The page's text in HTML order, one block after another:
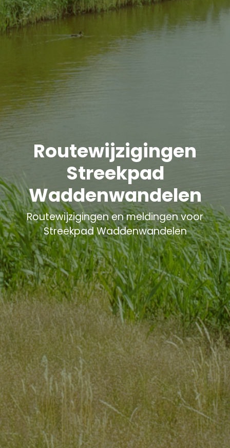
Routewijzigingen
Streekpad
Waddenwandelen
Routewijzigingen en meldingen voor
Streekpad Waddenwandelen